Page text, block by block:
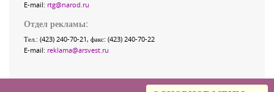
E-mail: rtg@narod.ru
Отдел рекламы:
Тел.: (423) 240-70-21, факс: (423) 240-70-22
E-mail: reklama@arsvest.ru